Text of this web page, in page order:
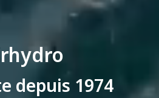
depuis 1974